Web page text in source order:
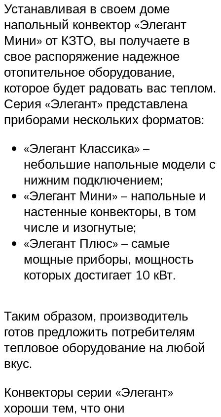
Устанавливая в своем доме
напольный конвектор «Элегант
Мини» от КЗТО, вы получаете в
свое распоряжение надежное
отопительное оборудование,
которое будет радовать вас теплом.
Серия «Элегант» представлена
приборами нескольких форматов:
«Элегант Классика» –
небольшие напольные модели с
нижним подключением;
«Элегант Мини» – напольные и
настенные конвекторы, в том
числе и изогнутые;
«Элегант Плюс» – самые
мощные приборы, мощность
которых достигает 10 кВт.
Таким образом, производитель
готов предложить потребителям
тепловое оборудование на любой
вкус.
Конвекторы серии «Элегант»
хороши тем, что они